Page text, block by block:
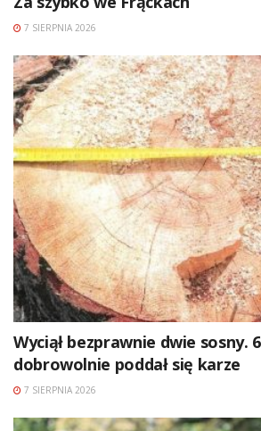
7 SIERPNIA 2026
Wyciął bezprawnie dwie sosny.
dobrowolnie poddał się karze
7 SIERPNIA 2026